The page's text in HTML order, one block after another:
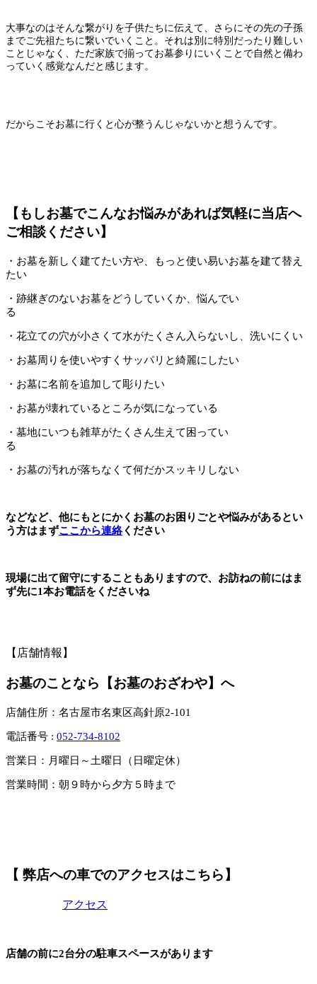
大事なのはそんな繋がりを子供たちに伝えて、さらにその先の子孫
までご先祖たちに繋いでいくこと。それは別に特別だったり難しい
ことじゃなく、ただ家族で揃ってお墓参りにいくことで自然と備わ
っていく感覚なんだと感じます。
だからこそお墓に行くと心が整うんじゃないかと想うんです。
【もしお墓でこんなお悩みがあれば気軽に当店へ
ご相談ください】
・お墓を新しく建てたい方や、もっと使い易いお墓を建て替え
たい
・跡継ぎのないお墓をどうしていくか、悩んでい
る
・花立ての穴が小さくて水がたくさん入らないし、洗いにくい
・お墓周りを使いやすくサッパリと綺麗にしたい
・お墓に名前を追加して彫りたい
・お墓が壊れているところが気になっている
・墓地にいつも雑草がたくさん生えて困ってい
る
・お墓の汚れが落ちなくて何だかスッキリしない
などなど、他にもとにかくお墓のお困りごとや悩みがあるとい
う方はまずここから連絡ください
現場に出て留守にすることもありますので、お訪ねの前にはま
ず先に1本お電話をくださいね
【店舗情報】
お墓のことなら【お墓のおざわや】へ
店舗住所：名古屋市名東区高針原2-101
電話番号 : 052-734-8102
営業日：月曜日～土曜日（日曜定休）
営業時間：朝９時から夕方５時まで
【 弊店への車でのアクセスはこちら】
アクセス
店舗の前に2台分の駐車スペースがあります